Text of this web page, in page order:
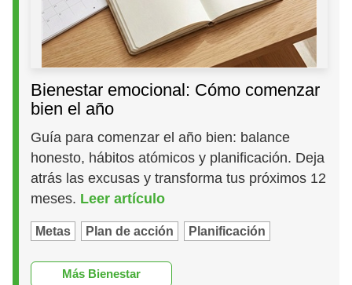
Bienestar emocional: Cómo comenzar
bien el año
Guía para comenzar el año bien: balance
honesto, hábitos atómicos y planificación. Deja
atrás las excusas y transforma tus próximos 12
meses. Leer artículo
Metas Plan de acción Planificación
Más Bienestar